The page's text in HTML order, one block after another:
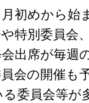
初めから始
特別委員会
出席が毎週
会の開催も
委員会等が